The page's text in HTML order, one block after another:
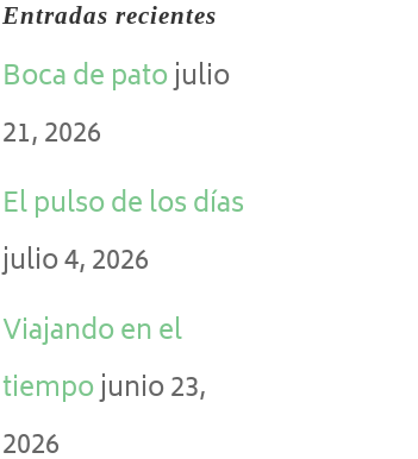
Entradas recientes
Boca de patojulio
21, 2026
El pulso de los días
julio 4, 2026
Viajando en el
tiempojunio 23,
2026